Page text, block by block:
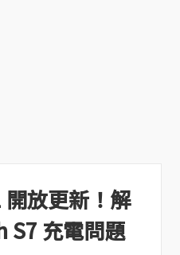
放更新！解
S7 充電問題